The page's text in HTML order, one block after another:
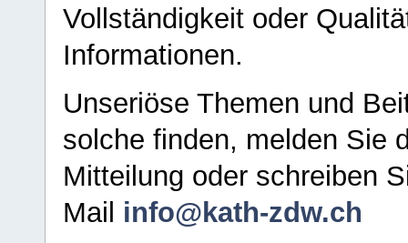
Vollständigkeit oder
Informationen.
Unseriöse Themen und
solche finden, melden Sie
Mitteilung oder schreiben
Mail info@kath-zdw.ch